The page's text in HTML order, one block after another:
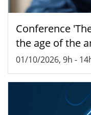
Conference
the age of the
01/10/2026, 9h -